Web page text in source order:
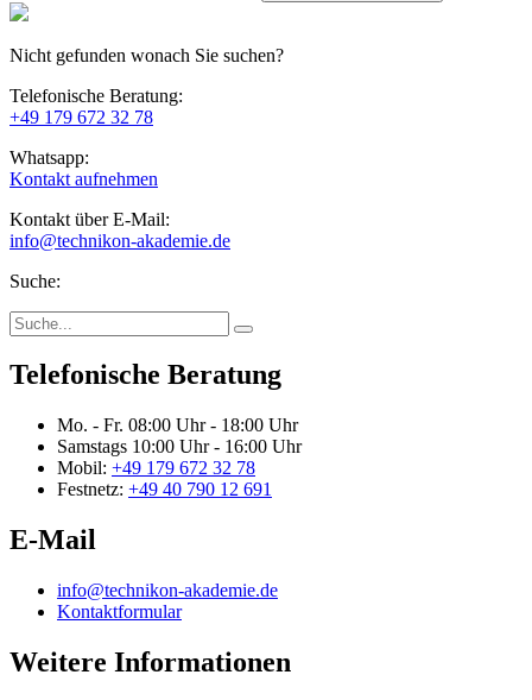
Nicht gefunden wonach Sie suchen?
Telefonische Beratung:
+49 179 672 32 78
Whatsapp:
Kontakt aufnehmen
Kontakt über E-Mail:
info@technikon-akademie.de
Suche:
Telefonische Beratung
Mo. - Fr. 08:00 Uhr - 18:00 Uhr
Samstags 10:00 Uhr - 16:00 Uhr
Mobil: +49 179 672 32 78
Festnetz: +49 40 790 12 691
E-Mail
info@technikon-akademie.de
Kontaktformular
Weitere Informationen